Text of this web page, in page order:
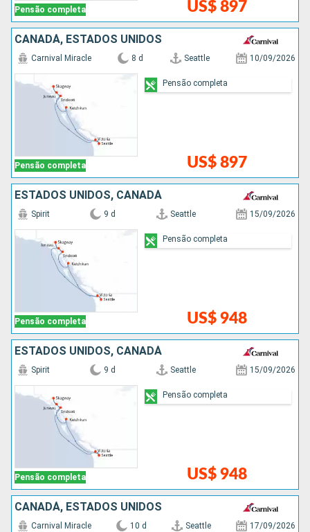
Pensão completa US$ 897
CANADÁ, ESTADOS UNIDOS
Pensão completa
Carnival Miracle 8 d Seattle 10/09/2026
US$ 897
Pensão completa
ESTADOS UNIDOS, CANADÁ
Pensão completa
Spirit 9 d Seattle 15/09/2026
US$ 948
Pensão completa
ESTADOS UNIDOS, CANADÁ
Pensão completa
Spirit 9 d Seattle 15/09/2026
US$ 948
Pensão completa
CANADÁ, ESTADOS UNIDOS
Carnival Miracle 10 d Seattle 17/09/2026